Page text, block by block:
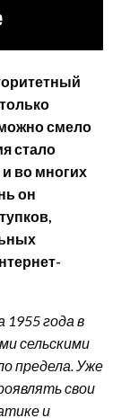
смело
стало
во многих
он
1955 года в
сельскими
предела. Уже
свои
и